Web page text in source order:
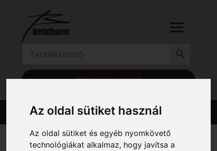
Az oldal sütiket használ
Az oldal sütiket és egyéb nyomkövető
technológiákat alkalmaz, hogy javítsa a
RÉSZLETES KERESŐ